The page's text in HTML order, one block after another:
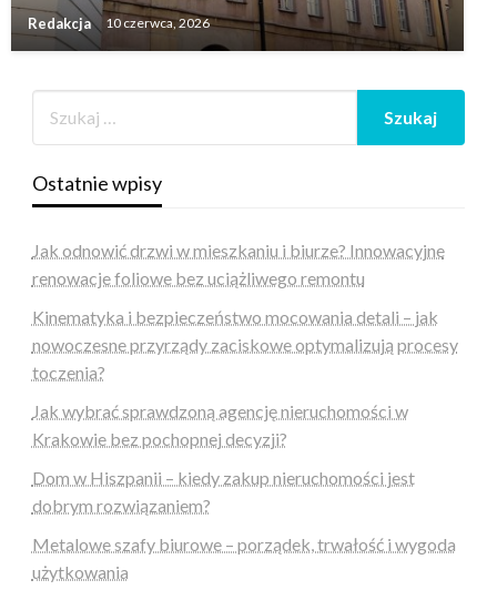
Redakcja 10 czerwca, 2026
Ostatnie wpisy
Jak odnowić drzwi w mieszkaniu i biurze? Innowacyjne
renowacje foliowe bez uciążliwego remontu
Kinematyka i bezpieczeństwo mocowania detali – jak
nowoczesne przyrządy zaciskowe optymalizują procesy
toczenia?
Jak wybrać sprawdzoną agencję nieruchomości w
Krakowie bez pochopnej decyzji?
Dom w Hiszpanii – kiedy zakup nieruchomości jest
dobrym rozwiązaniem?
Metalowe szafy biurowe – porządek, trwałość i wygoda
użytkowania